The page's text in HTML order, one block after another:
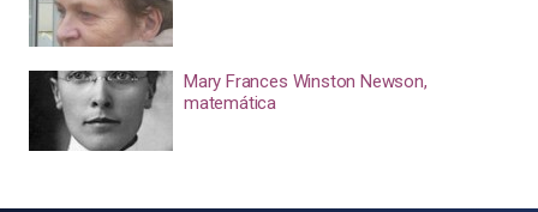
Mary Frances Winston Newson,
matemática